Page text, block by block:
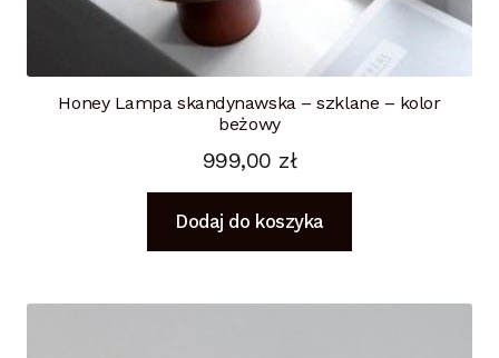
Honey Lampa skandynawska – szklane – kolor
beżowy
999,00 zł
Dodaj do koszyka